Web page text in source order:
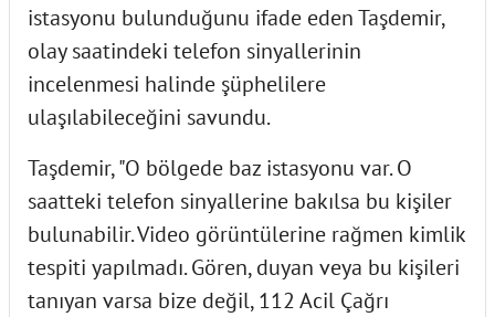
istasyonu bulunduğunu ifade eden Taşdemir,
olay saatindeki telefon sinyallerinin
incelenmesi halinde şüphelilere
ulaşılabileceğini savundu.
Taşdemir, "O bölgede baz istasyonu var. O
saatteki telefon sinyallerine bakılsa bu kişiler
bulunabilir. Video görüntülerine rağmen kimlik
tespiti yapılmadı. Gören, duyan veya bu kişileri
tanıyan varsa bize değil, 112 Acil Çağrı